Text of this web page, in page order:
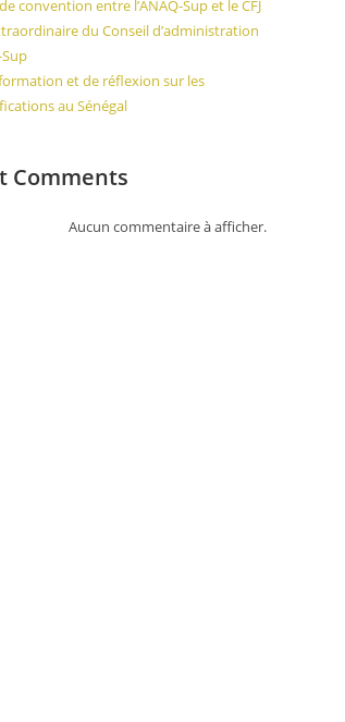
convention entre l’ANAQ-Sup et le CFJ
du Conseil d’administration
Sup
et de réflexion sur les
au Sénégal
Comments
Aucun commentaire à afficher.